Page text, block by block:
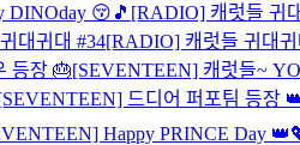
DINOday 😚🎵 [RADIO] 캐럿들 귀
대귀대 #34[RADIO] 캐럿들 귀대
등장 🎂[SEVENTEEN] 캐럿들~
드디어 퍼포팀 등장
Happy PRINCE Day